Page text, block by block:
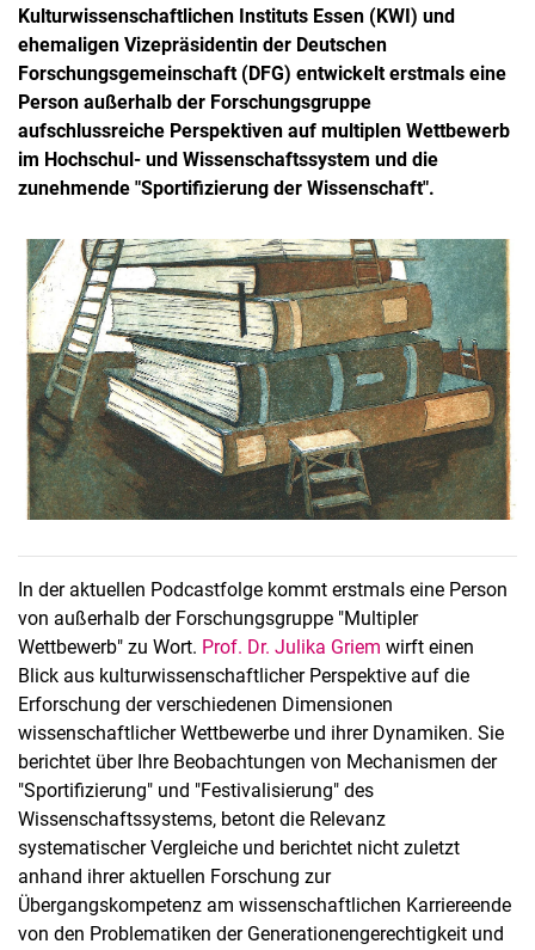
Kulturwissenschaftlichen Instituts Essen (KWI) und
ehemaligen Vizepräsidentin der Deutschen
Forschungsgemeinschaft (DFG) entwickelt erstmals eine
Person außerhalb der Forschungsgruppe
aufschlussreiche Perspektiven auf multiplen Wettbewerb
im Hochschul- und Wissenschaftssystem und die
zunehmende "Sportifizierung der Wissenschaft".
In der aktuellen Podcastfolge kommt erstmals eine Person
von außerhalb der Forschungsgruppe "Multipler
Wettbewerb" zu Wort. Prof. Dr. Julika Griem wirft einen
Blick aus kulturwissenschaftlicher Perspektive auf die
Erforschung der verschiedenen Dimensionen
wissenschaftlicher Wettbewerbe und ihrer Dynamiken. Sie
berichtet über Ihre Beobachtungen von Mechanismen der
"Sportifizierung" und "Festivalisierung" des
Wissenschaftssystems, betont die Relevanz
systematischer Vergleiche und berichtet nicht zuletzt
anhand ihrer aktuellen Forschung zur
Übergangskompetenz am wissenschaftlichen Karriereende
von den Problematiken der Generationengerechtigkeit und